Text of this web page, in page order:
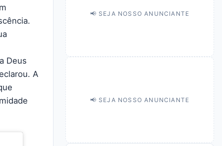
Deus
A
📢 SEJA NOSSO ANUNCIANTE
📢 SEJA NOSSO ANUNCIANTE